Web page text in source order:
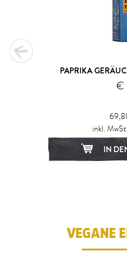
PAPRIKA
€
inkl.
IN
VEGANE